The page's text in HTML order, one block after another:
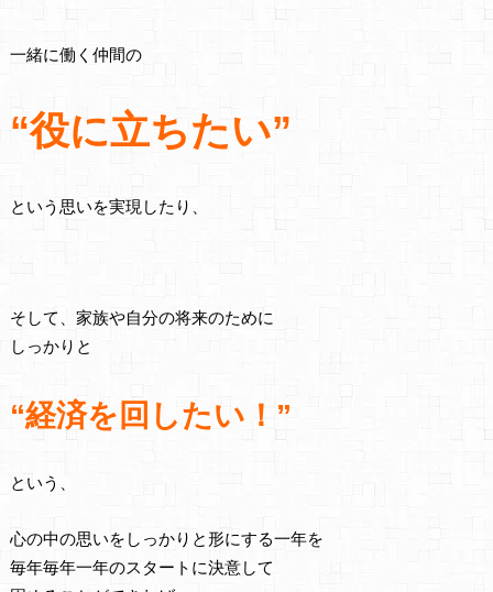
一緒に働く仲間の
“役に立ちたい”
という思いを実現したり、
そして、家族や自分の将来のために
しっかりと
“経済を回したい！”
という、
心の中の思いをしっかりと形にする一年を
毎年毎年一年のスタートに決意して